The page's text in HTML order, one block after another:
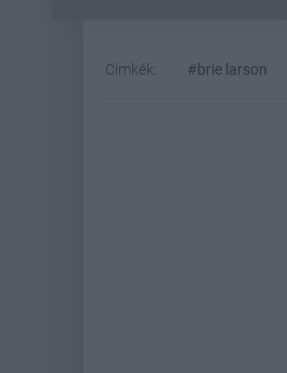
Címkék: #brie larson